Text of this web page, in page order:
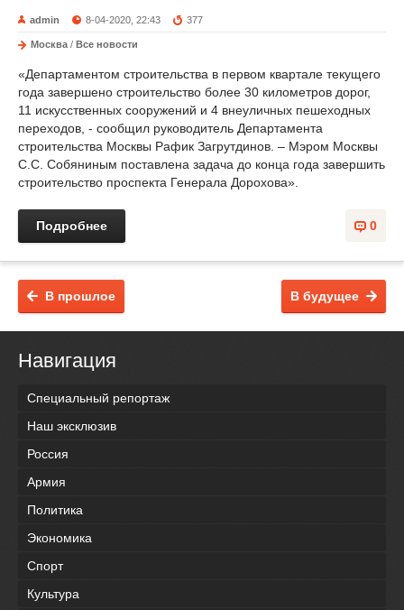
admin 8-04-2020, 22:43 377
Москва / Все новости
«Департаментом строительства в первом квартале текущего
года завершено строительство более 30 километров дорог,
11 искусственных сооружений и 4 внеуличных пешеходных
переходов, - сообщил руководитель Департамента
строительства Москвы Рафик Загрутдинов. – Мэром Москвы
С.С. Собяниным поставлена задача до конца года завершить
строительство проспекта Генерала Дорохова».
0
Подробнее
В будущее
В прошлое
Навигация
Специальный репортаж
Наш эксклюзив
Россия
Армия
Политика
Экономика
Спорт
Культура